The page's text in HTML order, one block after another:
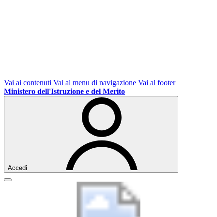
Vai ai contenuti Vai al menu di navigazione Vai al footer
Ministero dell'Istruzione e del Merito
Accedi